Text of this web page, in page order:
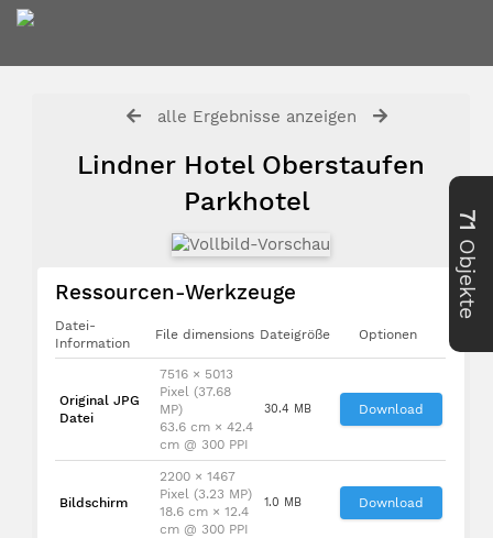
alle Ergebnisse anzeigen
Lindner Hotel Oberstaufen
Parkhotel
Ressourcen-Werkzeuge
Datei-
Information
File dimensions Dateigröße Optionen
Original JPG
Datei
7516 × 5013
Pixel (37.68
MP)
63.6 cm × 42.4
cm @ 300 PPI
30.4 MB Download
Bildschirm
2200 × 1467
Pixel (3.23 MP)
18.6 cm × 12.4
cm @ 300 PPI
1.0 MB Download
71
Objekte